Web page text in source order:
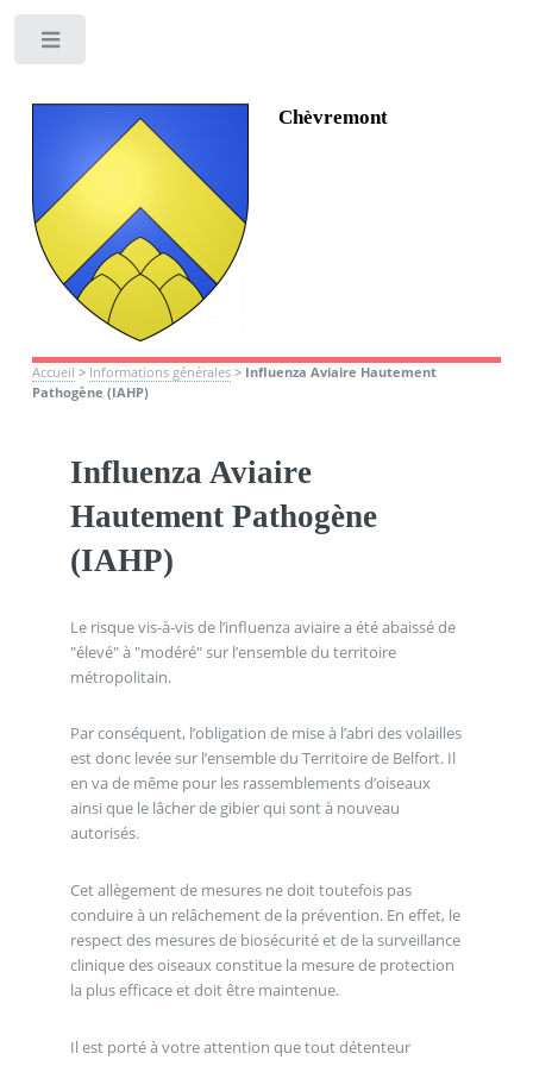
Chèvremont
Accueil > Informations générales> Influenza Aviaire Hautement
Pathogène (IAHP)
Influenza Aviaire
Hautement Pathogène
(IAHP)
Le risque vis-à-vis de l’influenza aviaire a été abaissé de
"élevé" à "modéré" sur l’ensemble du territoire
métropolitain.
Par conséquent, l’obligation de mise à l’abri des volailles
est donc levée sur l’ensemble du Territoire de Belfort. Il
en va de même pour les rassemblements d’oiseaux
ainsi que le lâcher de gibier qui sont à nouveau
autorisés.
Cet allègement de mesures ne doit toutefois pas
conduire à un relâchement de la prévention. En effet, le
respect des mesures de biosécurité et de la surveillance
clinique des oiseaux constitue la mesure de protection
la plus efficace et doit être maintenue.
Il est porté à votre attention que tout détenteur